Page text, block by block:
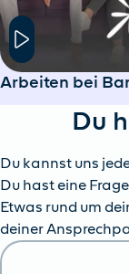
Hier klicken um
Arbeiten bei
Du
Du kannst uns
Du hast eine
Etwas rund um
deiner